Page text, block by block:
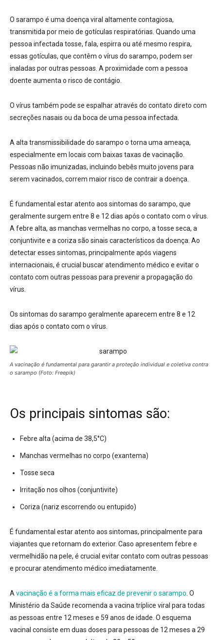
O sarampo é uma doença viral altamente contagiosa,
transmitida por meio de gotículas respiratórias. Quando uma
pessoa infectada tosse, fala, espirra ou até mesmo respira,
essas gotículas, que contêm o vírus do sarampo, podem ser
inaladas por outras pessoas. A proximidade com a pessoa
doente aumenta o risco de contágio.
O vírus também pode se espalhar através do contato direto com
secreções nasais ou da boca de uma pessoa infectada.
A alta transmissibilidade do sarampo o torna uma ameaça,
especialmente em locais com baixas taxas de vacinação.
Pessoas não imunizadas, incluindo bebês muito jovens para
serem vacinados, correm maior risco de contrair a doença.
É fundamental estar atento aos sintomas do sarampo, que
geralmente surgem entre 8 e 12 dias após o contato com o vírus.
A febre alta, as manchas vermelhas no corpo, a tosse seca, a
conjuntivite e a coriza são sinais característicos da doença. Ao
detectar esses sintomas, principalmente após viagens
internacionais, é crucial buscar atendimento médico e evitar o
contato com outras pessoas para prevenir a propagação do
vírus.
Os sintomas do sarampo geralmente aparecem entre 8 e 12
dias após o contato com o vírus.
A vacinação é fundamental para garantir a proteção individual e coletiva contra
o sarampo (Foto: Freepik)
Os principais sintomas são:
Febre alta (acima de 38,5°C)
Manchas vermelhas no corpo (exantema)
Tosse seca
Irritação nos olhos (conjuntivite)
Coriza (nariz escorrendo ou entupido)
É fundamental estar atento aos sintomas, principalmente para
viajantes que retornam do exterior. Caso apresentem febre e
vermelhidão na pele, é crucial evitar contato com outras pessoas
e procurar atendimento médico imediatamente.
A vacinação é a forma mais eficaz de prevenir o sarampo O
Ministério da Saúde recomenda a vacina tríplice viral para todas
as pessoas entre 12 meses e 59 anos de idade. O esquema
vacinal consiste em duas doses para pessoas de 12 meses a 29